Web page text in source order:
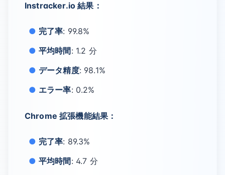
Instracker.io 結果：
完了率: 99.8%
平均時間 : 1.2 分
データ精度: 98.1%
エラー率: 0.2%
Chrome 拡張機能結果：
完了率: 89.3%
平均時間 : 4.7 分